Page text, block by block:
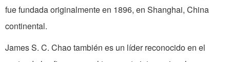
fue fundada originalmente en 1896, en Shanghai, China
continental.
James S. C. Chao también es un líder reconocido en el